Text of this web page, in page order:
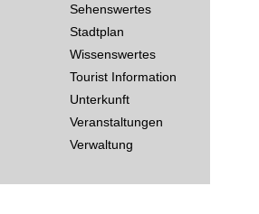
Sehenswertes
Stadtplan
Wissenswertes
Tourist Information
Unterkunft
Veranstaltungen
Verwaltung